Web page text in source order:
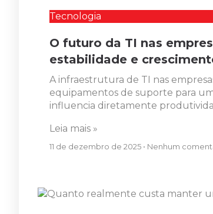
Tecnologia
O futuro da TI nas
estabilidade e
A infraestrutura de TI nas
equipamentos de suporte para
influencia diretamente
Leia mais »
11 de dezembro de 2025 Nenhum